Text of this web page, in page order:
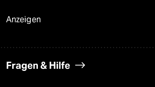
Anzeigen
Fragen & Hilfe